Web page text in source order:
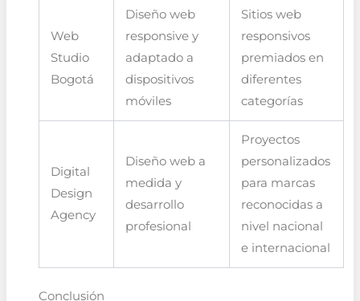
Web
Studio
Bogotá
Diseño web
responsive y
adaptado a
dispositivos
móviles
Sitios web
responsivos
premiados en
diferentes
categorías
Digital
Design
Agency
Diseño web a
medida y
desarrollo
profesional
Proyectos
personalizados
para marcas
reconocidas a
nivel nacional
e internacional
Conclusión